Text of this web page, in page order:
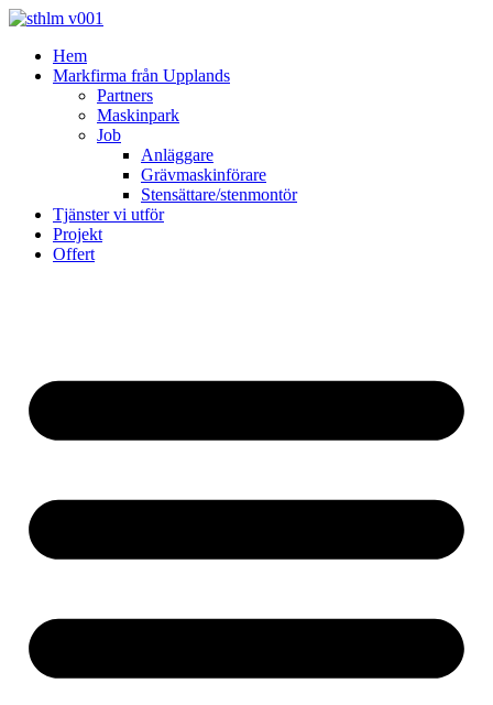
Skip
contentHem
Markfirma från Upplands
Partners
Maskinpark
Job
Anläggare
Grävmaskinförare
Stensättare/stenmontör
Tjänster vi utför
Projekt
Offert